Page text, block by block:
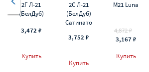
2Г Л-21
(БелДуб)
3,472 ₽
Купить
2С Л-21
(БелДуб)
Сатинато
3,752 ₽
Купить
M21 Luna
4,872 ₽
3,167 ₽
Купить